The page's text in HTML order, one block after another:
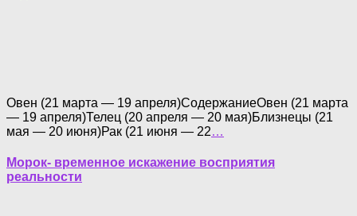
Овен (21 марта — 19 апреля)СодержаниеОвен (21 марта
— 19 апреля)Телец (20 апреля — 20 мая)Близнецы (21
мая — 20 июня)Рак (21 июня — 22…
Морок- временное искажение восприятия
реальности